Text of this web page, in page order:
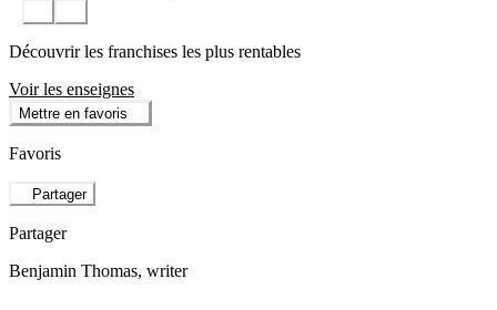
Découvrir les franchises les plus rentables
Voir les enseignes
Mettre en favoris
Favoris
Partager
Partager
Benjamin Thomas, writer